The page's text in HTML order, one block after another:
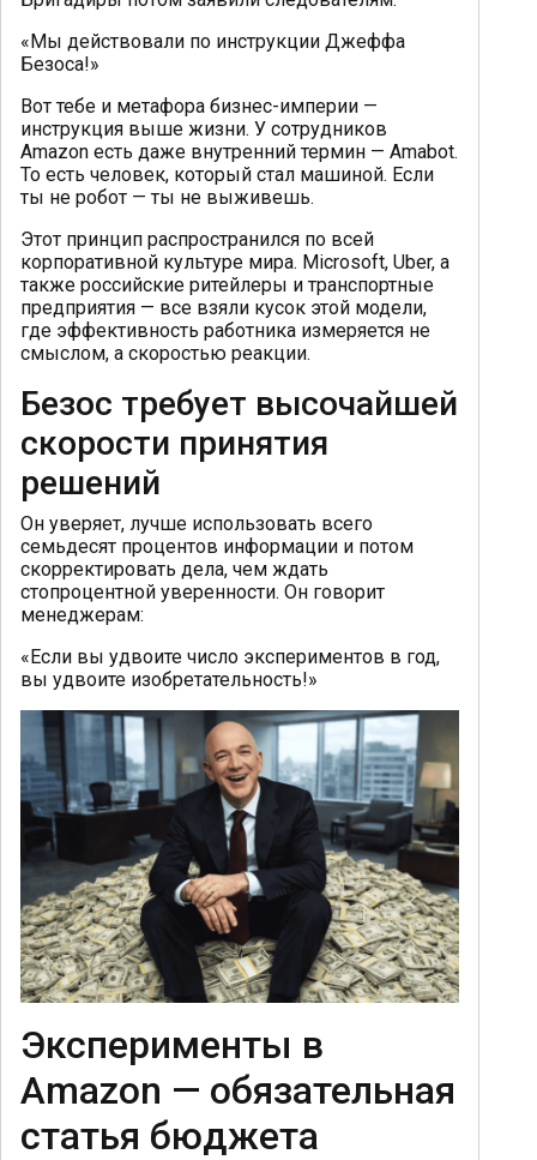
«Мы действовали по инструкции Джеффа
Безоса!»
Вот тебе и метафора бизнес-империи —
инструкция выше жизни. У сотрудников
Amazon есть даже внутренний термин — Amabot.
То есть человек, который стал машиной. Если
ты не робот — ты не выживешь.
Этот принцип распространился по всей
корпоративной культуре мира. Microsoft, Uber, а
также российские ритейлеры и транспортные
предприятия — все взяли кусок этой модели,
где эффективность работника измеряется не
смыслом, а скоростью реакции.
Безос требует высочайшей
скорости принятия
решений
Он уверяет, лучше использовать всего
семьдесят процентов информации и потом
скорректировать дела, чем ждать
стопроцентной уверенности. Он говорит
менеджерам:
«Если вы удвоите число экспериментов в год,
вы удвоите изобретательность!»
Эксперименты в
Amazon — обязательная
статья бюджета